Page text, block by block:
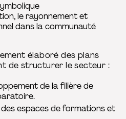
le rayonnement et
dans la communauté
élaboré des plans
de structurer le secteur :
de la filière de
des espaces de formations et